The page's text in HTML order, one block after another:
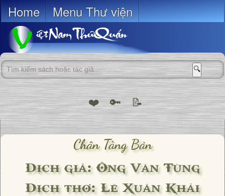
Home Menu Thư viện
🔍
❤️ 🔑 📝
Chân Tàng Bản
Dịch giả: Ông Văn Tùng
Dịch thơ: Lê Xuân Khải